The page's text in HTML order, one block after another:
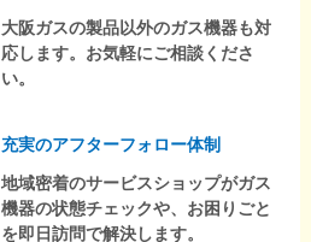
大阪ガスの製品以外のガス機器も対
応します。お気軽にご相談くださ
い。
充実のアフターフォロー体制
地域密着のサービスショップがガス
機器の状態チェックや、お困りごと
を即日訪問で解決します。